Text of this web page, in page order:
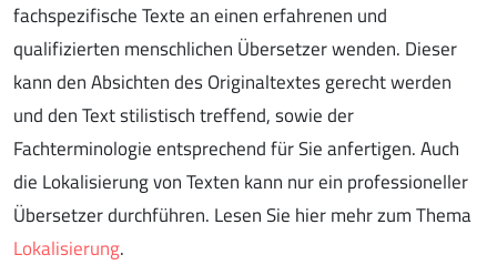
fachspezifische Texte an einen erfahrenen und
qualifizierten menschlichen Übersetzer wenden. Dieser
kann den Absichten des Originaltextes gerecht werden
und den Text stilistisch treffend, sowie der
Fachterminologie entsprechend für Sie anfertigen. Auch
die Lokalisierung von Texten kann nur ein professioneller
Übersetzer durchführen. Lesen Sie hier mehr zum Thema
Lokalisierung.